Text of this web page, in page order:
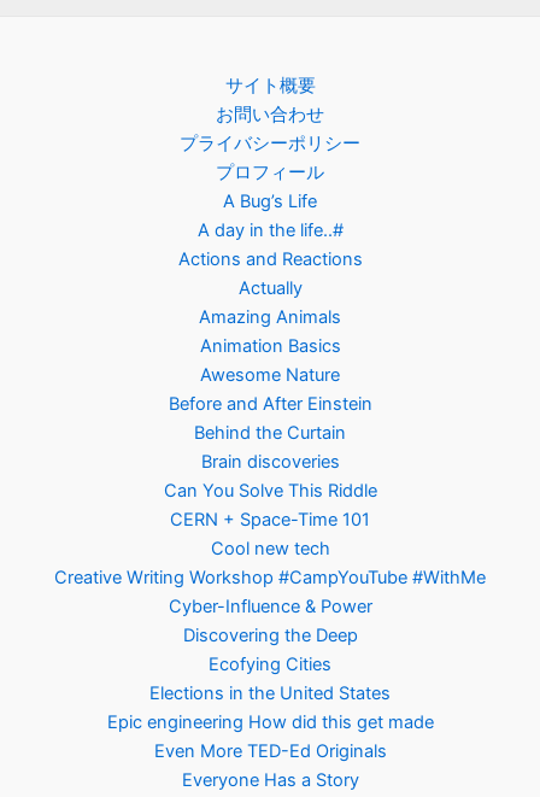
サイト概要
お問い合わせ
プライバシーポリシー
プロフィール
A Bug’s Life
A day in the life..#
Actions and Reactions
Actually
Amazing Animals
Animation Basics
Awesome Nature
Before and After Einstein
Behind the Curtain
Brain discoveries
Can You Solve This Riddle
CERN + Space-Time 101
Cool new tech
Creative Writing Workshop #CampYouTube #WithMe
Cyber-Influence & Power
Discovering the Deep
Ecofying Cities
Elections in the United States
Epic engineering How did this get made
Even More TED-Ed Originals
Everyone Has a Story